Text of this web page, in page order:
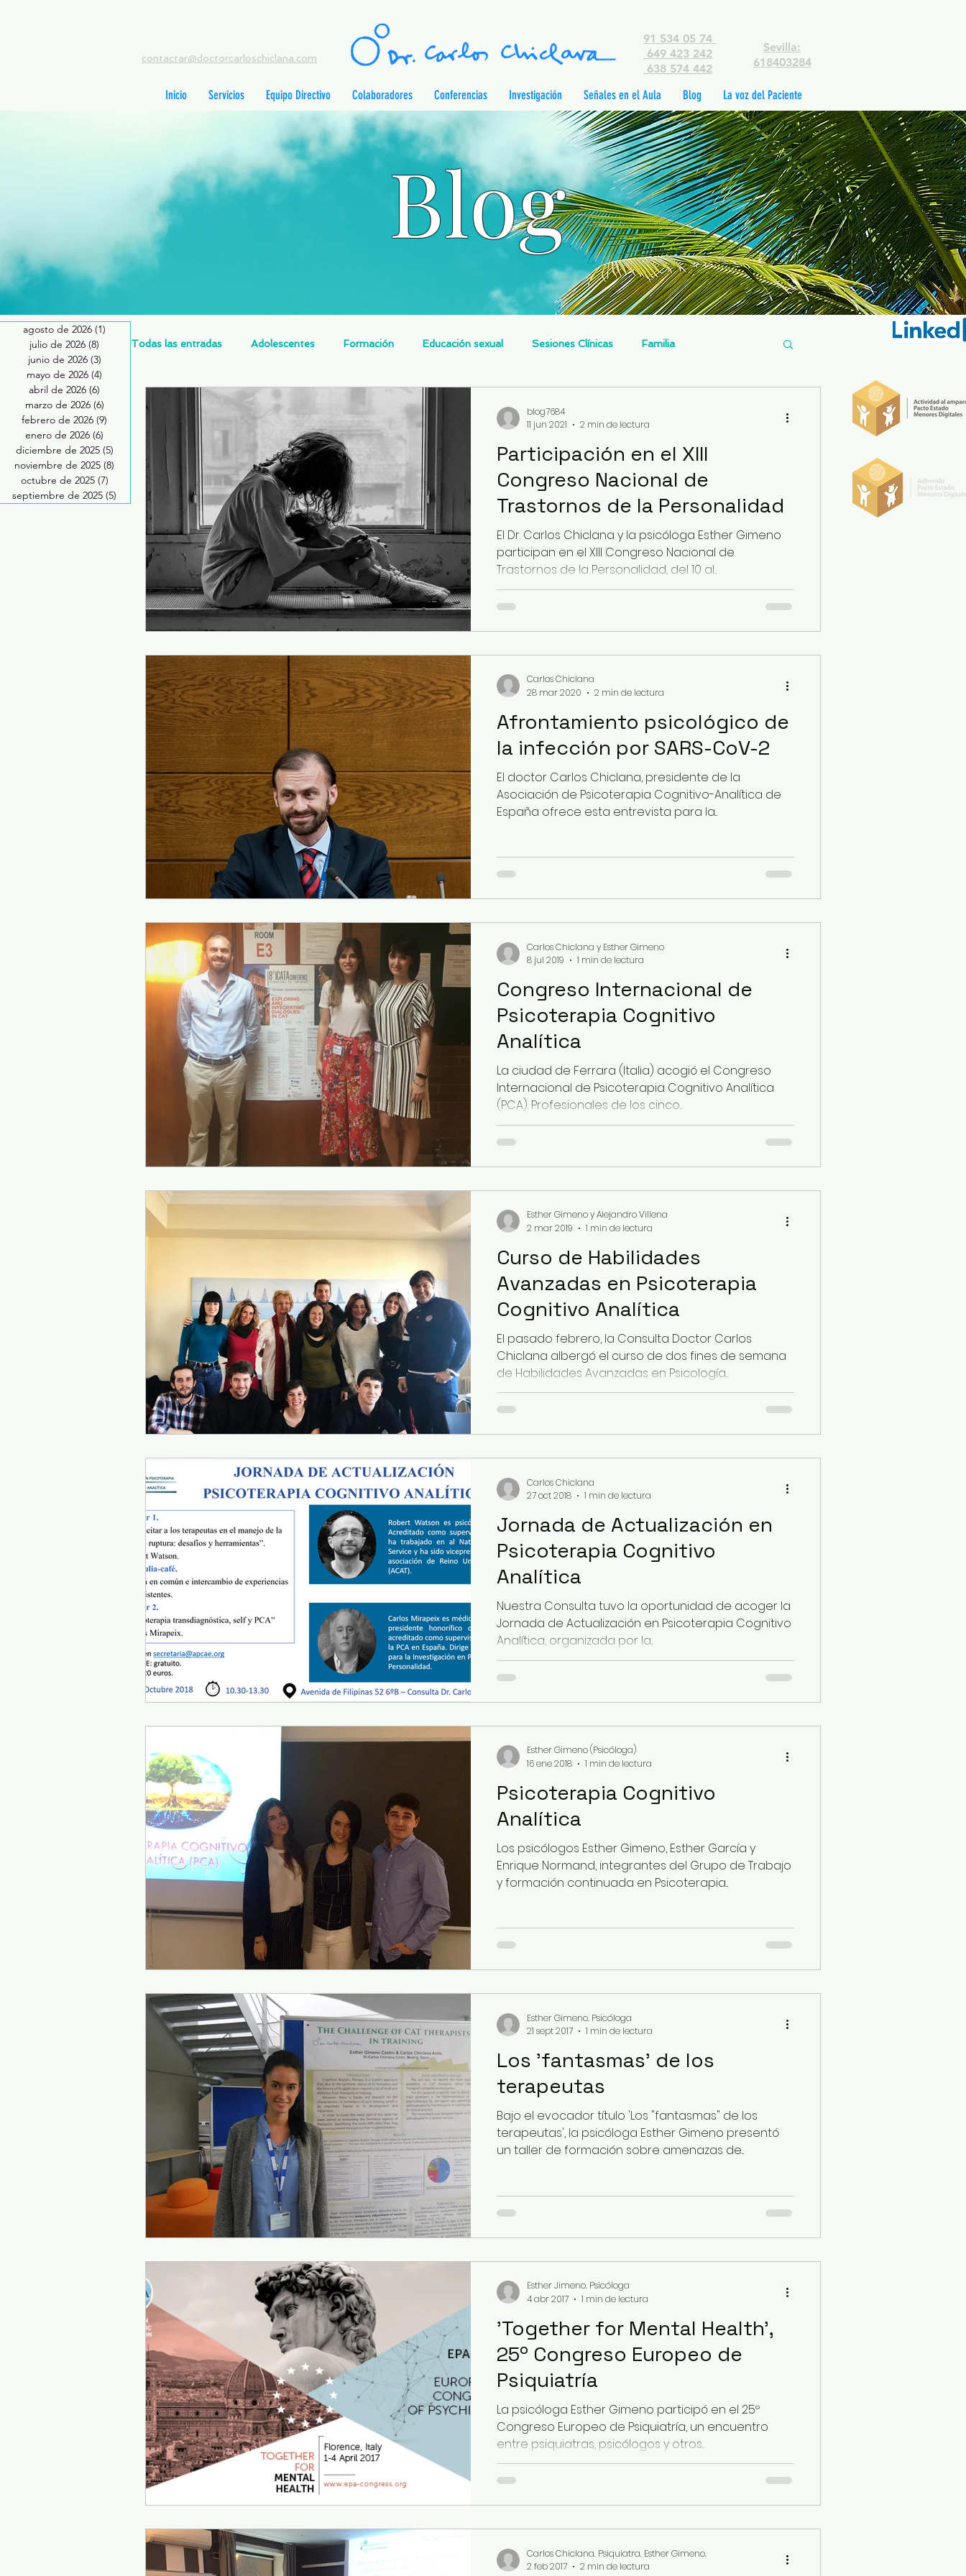
contactar@doctorcarloschiclana.com
91 534 05 74
649 423 242
638 574 442
Sevilla:
618403284
Inicio Servicios Equipo Directivo Colaboradores Conferencias Investigación Señales en el Aula Blog La voz del Paciente
Blog
agosto de 2026 (1)
julio de 2026 (8) 8 entradas
junio de 2026 (3)
mayo de 2026 (4)
abril de 2026 (6) 6 entradas
marzo de 2026 (6) 6 entradas
febrero de 2026 (9)
enero de 2026 (6) 6 entradas
diciembre de 2025 (5)
noviembre de 2025 (8) 8 entradas
octubre de 2025 (7)
septiembre de 2025 (5) 5 entradas
Todas las entradas Adolescentes Formación Educación sexual Sesiones Clínicas Familia
Salud Mental Perinatal
Formación profesionales Jóvenes Desarrollo personal Investigación Personajes & Personas
Promoción de la salud mental Relaciones de pareja Prevención de la Violencia contra l
Trastornos de la conducta alimentar Infantil Neuropsicología
Participación en el XIII
Congreso Nacional de
Trastornos de la Personalidad
El Dr. Carlos Chiclana y la psicóloga Esther Gimeno
participan en el XIII Congreso Nacional de
Trastornos de la Personalidad, del 10 al...
blog7684
11 jun 2021
2 min de lectura
Afrontamiento psicológico de
la infección por SARS-CoV-2
El doctor Carlos Chiclana, presidente de la
Asociación de Psicoterapia Cognitivo-Analítica de
España ofrece esta entrevista para la...
Carlos Chiclana
28 mar 2020
2 min de lectura
Congreso Internacional de
Psicoterapia Cognitivo
Analítica
La ciudad de Ferrara (Italia) acogió el Congreso
Internacional de Psicoterapia Cognitivo Analítica
(PCA). Profesionales de los cinco...
Carlos Chiclana y Esther Gimeno
8 jul 2019
1 min de lectura
Curso de Habilidades
Avanzadas en Psicoterapia
Cognitivo Analítica
El pasado febrero, la Consulta Doctor Carlos
Chiclana albergó el curso de dos fines de semana
de Habilidades Avanzadas en Psicología...
Esther Gimeno y Alejandro Villena
2 mar 2019
1 min de lectura
Jornada de Actualización en
Psicoterapia Cognitivo
Analítica
Nuestra Consulta tuvo la oportunidad de acoger la
Jornada de Actualización en Psicoterapia Cognitivo
Analítica, organizada por la...
Carlos Chiclana
27 oct 2018
1 min de lectura
Psicoterapia Cognitivo
Analítica
Los psicólogos Esther Gimeno, Esther García y
Enrique Normand, integrantes del Grupo de Trabajo
y formación continuada en Psicoterapia...
Esther Gimeno (Psicóloga)
16 ene 2018
1 min de lectura
Los 'fantasmas' de los
terapeutas
Bajo el evocador título 'Los "fantasmas" de los
terapeutas', la psicóloga Esther Gimeno presentó
un taller de formación sobre amenazas de...
Esther Gimeno. Psicóloga
21 sept 2017
1 min de lectura
'Together for Mental Health',
25º Congreso Europeo de
Psiquiatría
La psicóloga Esther Gimeno participó en el 25º
Congreso Europeo de Psiquiatría, un encuentro
entre psiquiatras, psicólogos y otros...
Esther Jimeno. Psicóloga
4 abr 2017
1 min de lectura
Carlos Chiclana. Psiquiatra. Esther Gimeno.
2 feb 2017
2 min de lectura